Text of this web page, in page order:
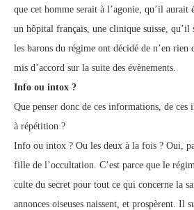
que cet homme serait à l’agonie, qu’il aurait
un hôpital français, une clinique suisse, qu’il
les barons du régime ont décidé de n’en rien
mis d’accord sur la suite des évènements.
Info ou intox ?
Que penser donc de ces informations, de ces
à répétition ?
Info ou intox ? Ou les deux à la fois ? Oui,
fille de l’occultation. C’est parce que le
culte du secret pour tout ce qui concerne la
annonces oiseuses naissent, et prospèrent. Il